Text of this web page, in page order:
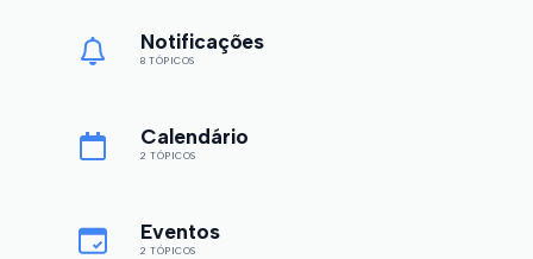
Notificações
8 TÓPICOS
Calendário
2 TÓPICOS
Eventos
2 TÓPICOS